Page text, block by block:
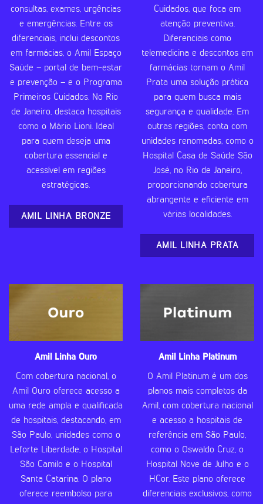
consultas, exames, urgências
e emergências. Entre os
diferenciais, inclui descontos
em farmácias, o Amil Espaço
Saúde – portal de bem-estar
e prevenção – e o Programa
Primeiros Cuidados. No Rio
de Janeiro, destaca hospitais
como o Mário Lioni. Ideal
para quem deseja uma
cobertura essencial e
acessível em regiões
estratégicas.
AMIL LINHA BRONZE
Cuidados, que foca em
atenção preventiva.
Diferenciais como
telemedicina e descontos em
farmácias tornam o Amil
Prata uma solução prática
para quem busca mais
segurança e qualidade. Em
outras regiões, conta com
unidades renomadas, como o
Hospital Casa de Saúde São
José, no Rio de Janeiro,
proporcionando cobertura
abrangente e eficiente em
várias localidades.
AMIL LINHA PRATA
Amil Linha Ouro
Com cobertura nacional, o
Amil Ouro oferece acesso a
uma rede ampla e qualificada
de hospitais, destacando, em
São Paulo, unidades como o
Leforte Liberdade, o Hospital
São Camilo e o Hospital
Santa Catarina. O plano
oferece reembolso para
Amil Linha Platinum
O Amil Platinum é um dos
planos mais completos da
Amil, com cobertura nacional
e acesso a hospitais de
referência em São Paulo,
como o Oswaldo Cruz, o
Hospital Nove de Julho e o
HCor. Este plano oferece
diferenciais exclusivos, como